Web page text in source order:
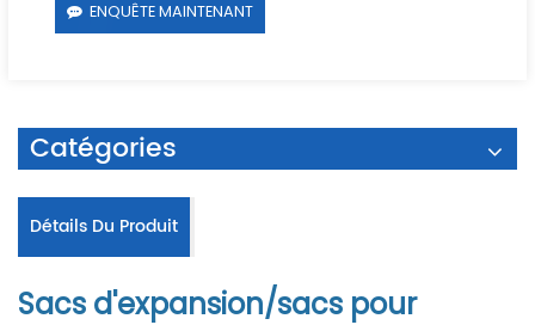
ENQUÊTE MAINTENANT
Catégories
Détails Du Produit
Sacs d'expansion/sacs pour